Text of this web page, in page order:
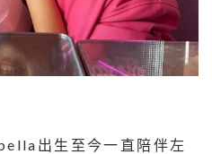
出生至今一直陪伴左